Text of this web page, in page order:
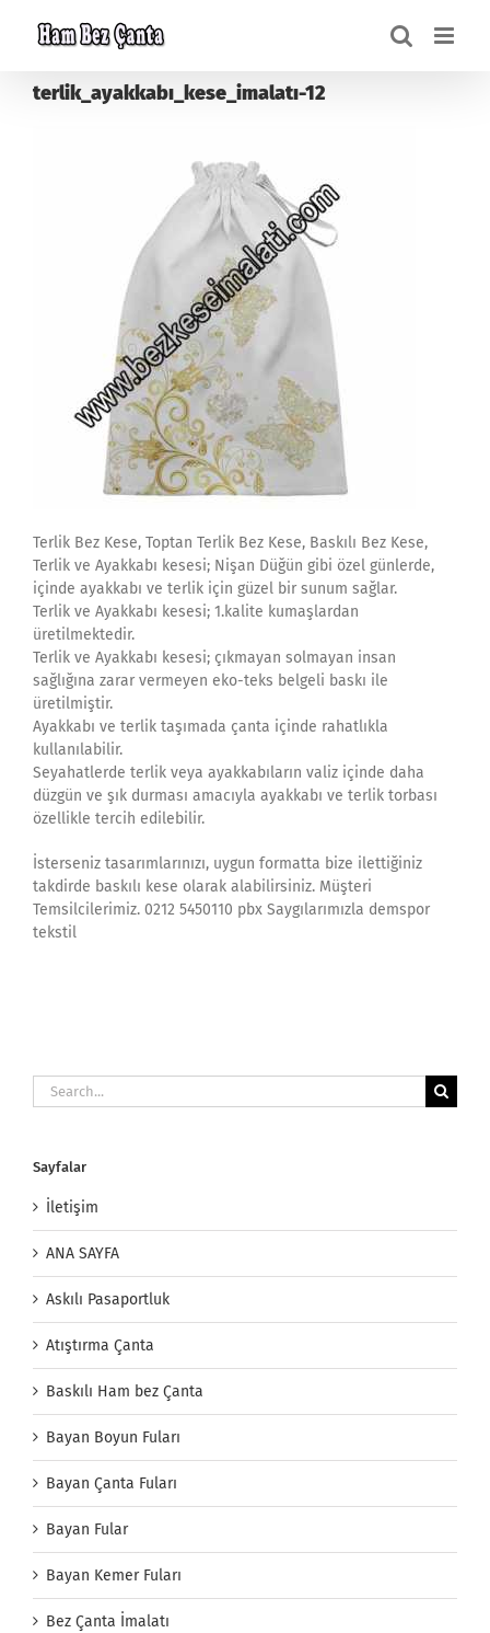
terlik_ayakkabı_kese_imalatı-12
Terlik Bez Kese, Toptan Terlik Bez Kese, Baskılı Bez Kese,
Terlik ve Ayakkabı kesesi; Nişan Düğün gibi özel günlerde,
içinde ayakkabı ve terlik için güzel bir sunum sağlar.
Terlik ve Ayakkabı kesesi; 1.kalite kumaşlardan
üretilmektedir.
Terlik ve Ayakkabı kesesi; çıkmayan solmayan insan
sağlığına zarar vermeyen eko-teks belgeli baskı ile
üretilmiştir.
Ayakkabı ve terlik taşımada çanta içinde rahatlıkla
kullanılabilir.
Seyahatlerde terlik veya ayakkabıların valiz içinde daha
düzgün ve şık durması amacıyla ayakkabı ve terlik torbası
özellikle tercih edilebilir.
İsterseniz tasarımlarınızı, uygun formatta bize ilettiğiniz
takdirde baskılı kese olarak alabilirsiniz. Müşteri
Temsilcilerimiz. 0212 5450110 pbx Saygılarımızla demspor
tekstil
Search
for:
Sayfalar
İletişim
ANA SAYFA
Askılı Pasaportluk
Atıştırma Çanta
Baskılı Ham bez Çanta
Bayan Boyun Fuları
Bayan Çanta Fuları
Bayan Fular
Bayan Kemer Fuları
Bez Çanta İmalatı